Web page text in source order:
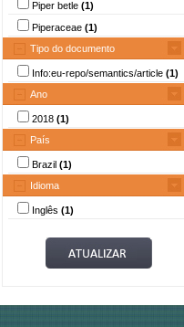
Piper betle (1)
Piperaceae (1)
Tipo do documento
Info:eu-repo/semantics/article (1)
Ano
2018 (1)
País
Brazil (1)
Idioma
Inglês (1)